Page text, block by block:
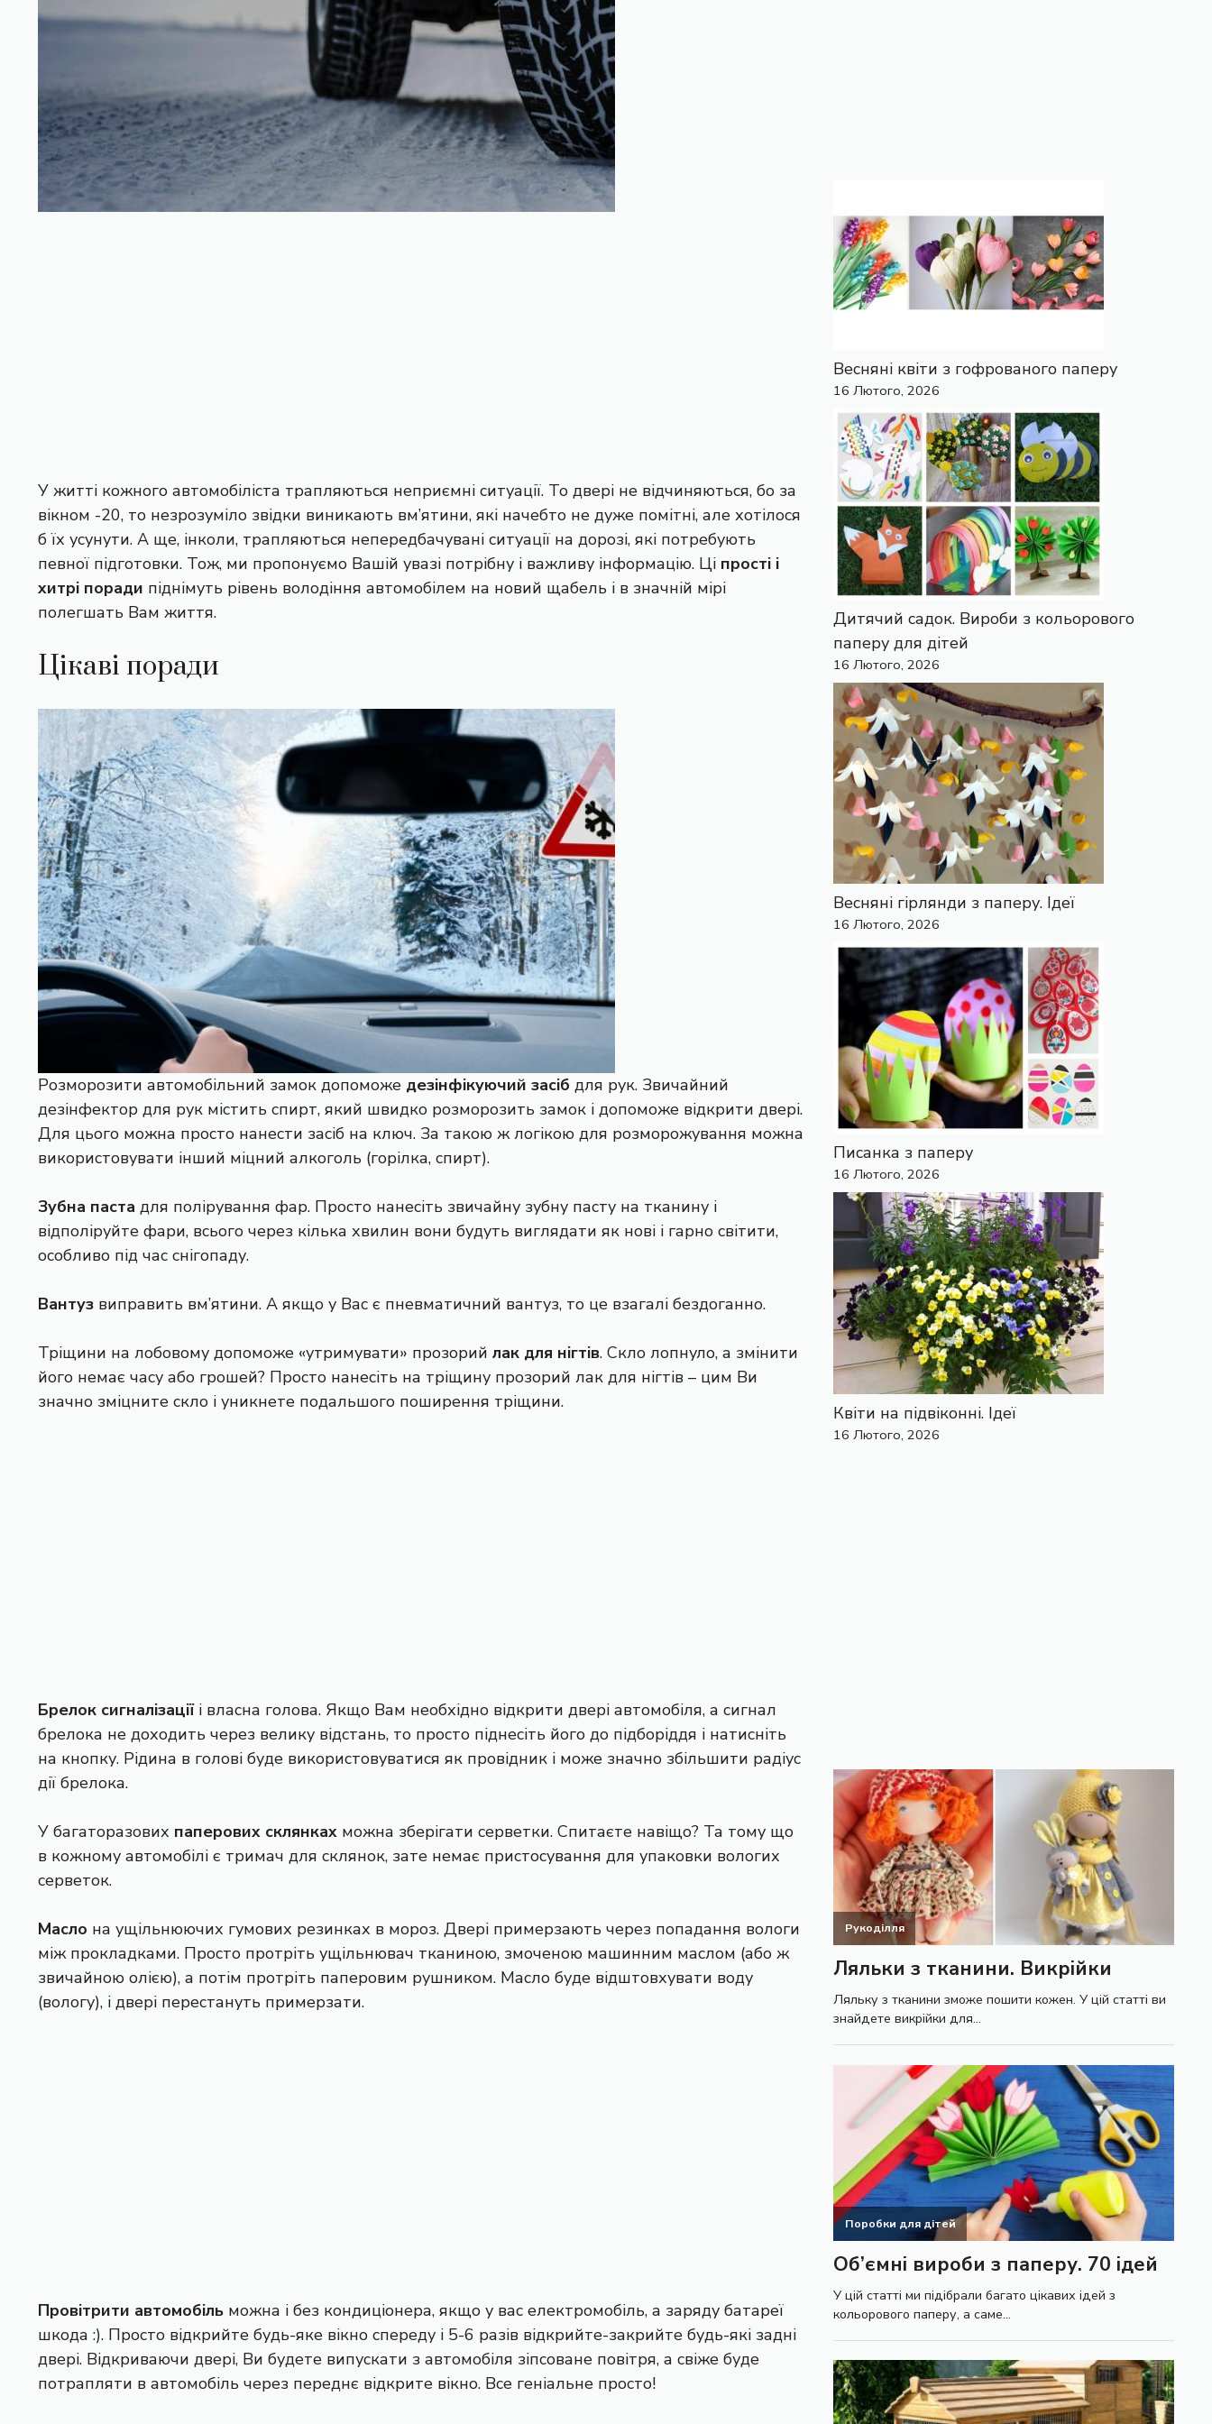
У житті кожного автомобіліста трапляються неприємні ситуації. То двері не відчиняються, бо за
вікном -20, то незрозуміло звідки виникають вм’ятини, які начебто не дуже помітні, але хотілося
б їх усунути. А ще, інколи, трапляються непередбачувані ситуації на дорозі, які потребують
певної підготовки. Тож, ми пропонуємо Вашій увазі потрібну і важливу інформацію. Ці прості і
хитрі поради піднімуть рівень володіння автомобілем на новий щабель і в значній мірі
полегшать Вам життя.
Цікаві поради
Розморозити автомобільний замок допоможе дезінфікуючий засіб для рук. Звичайний
дезінфектор для рук містить спирт, який швидко розморозить замок і допоможе відкрити двері.
Для цього можна просто нанести засіб на ключ. За такою ж логікою для розморожування можна
використовувати інший міцний алкоголь (горілка, спирт).
Зубна паста для полірування фар. Просто нанесіть звичайну зубну пасту на тканину і
відполіруйте фари, всього через кілька хвилин вони будуть виглядати як нові і гарно світити,
особливо під час снігопаду.
Вантуз виправить вм’ятини. А якщо у Вас є пневматичний вантуз, то це взагалі бездоганно.
Тріщини на лобовому допоможе «утримувати» прозорий лак для нігтів. Скло лопнуло, а змінити
його немає часу або грошей? Просто нанесіть на тріщину прозорий лак для нігтів – цим Ви
значно зміцните скло і уникнете подальшого поширення тріщини.
Брелок сигналізаціїі власна голова. Якщо Вам необхідно відкрити двері автомобіля, а сигнал
брелока не доходить через велику відстань, то просто піднесіть його до підборіддя і натисніть
на кнопку. Рідина в голові буде використовуватися як провідник і може значно збільшити радіус
дії брелока.
У багаторазових паперових склянках можна зберігати серветки. Спитаєте навіщо? Та тому що
в кожному автомобілі є тримач для склянок, зате немає пристосування для упаковки вологих
серветок.
Масло на ущільнюючих гумових резинках в мороз. Двері примерзають через попадання вологи
між прокладками. Просто протріть ущільнювач тканиною, змоченою машинним маслом (або ж
звичайною олією), а потім протріть паперовим рушником. Масло буде відштовхувати воду
(вологу), і двері перестануть примерзати.
Провітрити автомобіль можна і без кондиціонера, якщо у вас електромобіль, а заряду батареї
шкода :). Просто відкрийте будь-яке вікно спереду і 5-6 разів відкрийте-закрийте будь-які задні
двері. Відкриваючи двері, Ви будете випускати з автомобіля зіпсоване повітря, а свіже буде
потрапляти в автомобіль через переднє відкрите вікно. Все геніальне просто!
Весняні квіти з гофрованого паперу
16 Лютого, 2026
Дитячий садок. Вироби з кольорового
паперу для дітей
16 Лютого, 2026
Весняні гірлянди з паперу. Ідеї
16 Лютого, 2026
Писанка з паперу
16 Лютого, 2026
Квіти на підвіконні. Ідеї
16 Лютого, 2026